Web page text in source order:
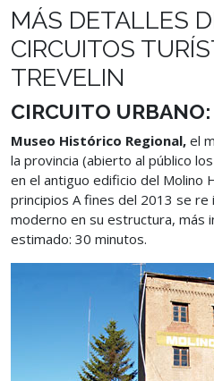
MÁS DETALLES
CIRCUITOS
TREVELIN
CIRCUITO URBANO:
Museo Histórico Regional, el
la provincia (abierto al público
en el antiguo edificio del Molino
principios A fines del 2013 se re
moderno en su estructura, más
estimado: 30 minutos.